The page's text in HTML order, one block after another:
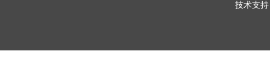
技术支